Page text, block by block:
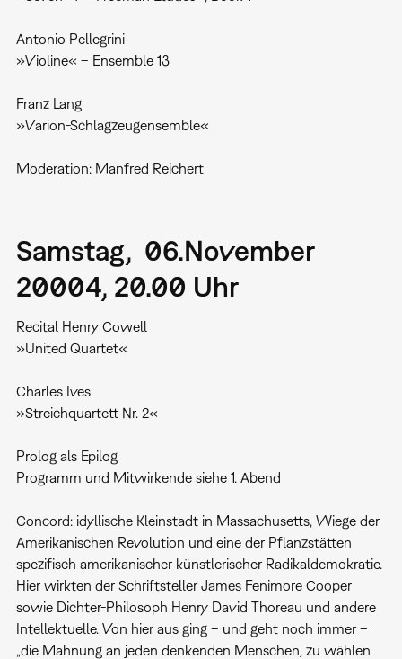
Antonio Pellegrini
»Violine« – Ensemble 13
Franz Lang
»Varion-Schlagzeugensemble«
Moderation: Manfred Reichert
Samstag, 06.November
20004, 20.00 Uhr
Recital Henry Cowell
»United Quartet«
Charles Ives
»Streichquartett Nr. 2«
Prolog als Epilog
Programm und Mitwirkende siehe 1. Abend
Concord: idyllische Kleinstadt in Massachusetts, Wiege der
Amerikanischen Revolution und eine der Pflanzstätten
spezifisch amerikanischer künstlerischer Radikaldemokratie.
Hier wirkten der Schriftsteller James Fenimore Cooper
sowie Dichter-Philosoph Henry David Thoreau und andere
Intellektuelle. Von hier aus ging – und geht noch immer –
„die Mahnung an jeden denkenden Menschen, zu wählen